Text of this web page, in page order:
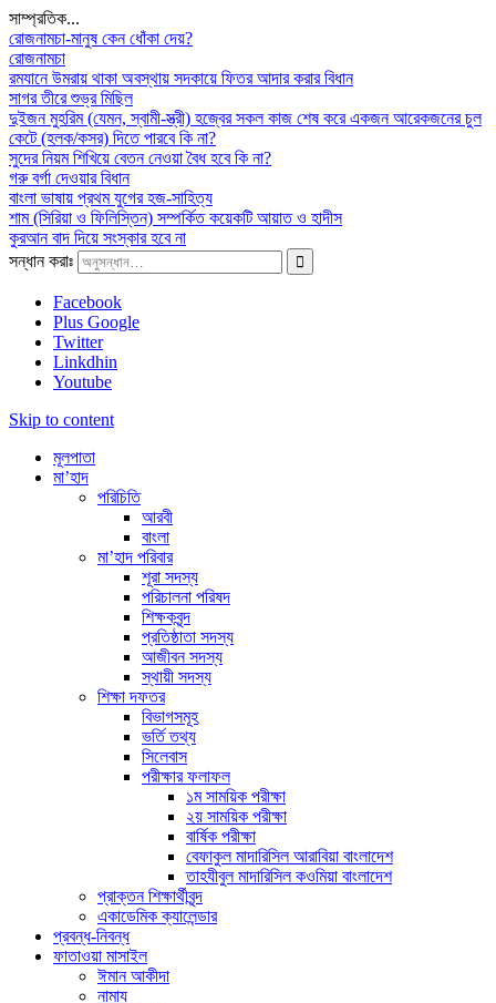
সাম্প্রতিক...
রোজনামচা-মানুষ কেন ধোঁকা দেয়?
রোজনামচা
রমযানে উমরায় থাকা অবস্থায় সদকায়ে ফিতর আদার করার বিধান
সাগর তীরে শুভ্র মিছিল
দুইজন মুহরিম (যেমন, স্বামী-স্ত্রী) হজ্বের সকল কাজ শেষ করে একজন আরেকজনের চুল
কেটে (হলক/কসর) দিতে পারবে কি না?
সুদের নিয়ম শিখিয়ে বেতন নেওয়া বৈধ হবে কি না?
গরু বর্গা দেওয়ার বিধান
বাংলা ভাষায় প্রথম যুগের হজ-সাহিত্য
শাম (সিরিয়া ও ফিলিস্তিন) সম্পর্কিত কয়েকটি আয়াত ও হাদীস
কুরআন বাদ দিয়ে সংস্কার হবে না
সন্ধান করাঃ
Facebook
Plus Google
Twitter
Linkdhin
Youtube
Skip to content
মূলপাতা
মা’হাদ
পরিচিতি
আরবী
বাংলা
মা’হাদ পরিবার
শূরা সদস্য
পরিচালনা পরিষদ
শিক্ষকবৃন্দ
প্রতিষ্ঠাতা সদস্য
আজীবন সদস্য
স্থায়ী সদস্য
শিক্ষা দফতর
বিভাগসমূহ
ভর্তি তথ্য
সিলেবাস
পরীক্ষার ফলাফল
১ম সাময়িক পরীক্ষা
২য় সাময়িক পরীক্ষা
বার্ষিক পরীক্ষা
বেফাকুল মাদারিসিল আরাবিয়া বাংলাদেশ
তাহযীবুল মাদারিসিল কওমিয়া বাংলাদেশ
প্রাক্তন শিক্ষার্থীবৃন্দ
একাডেমিক ক্যালেন্ডার
প্রবন্ধ-নিবন্ধ
ফাতাওয়া মাসাইল
ঈমান আকীদা
নামায